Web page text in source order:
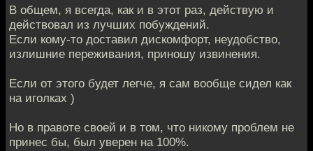
В общем, я всегда, как и в этот раз, действую и
действовал из лучших побуждений.
Если кому-то доставил дискомфорт, неудобство,
излишние переживания, приношу извинения.
Если от этого будет легче, я сам вообще сидел как
на иголках )
Но в правоте своей и в том, что никому проблем не
принес бы, был уверен на 100%.